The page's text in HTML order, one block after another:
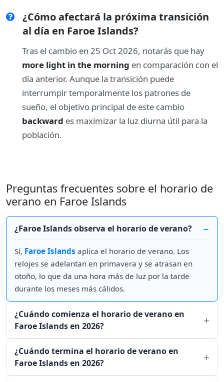
¿Cómo afectará la próxima transición
al día en Faroe Islands?
Tras el cambio en 25 Oct 2026, notarás que hay
more light in the morning en comparación con el
día anterior. Aunque la transición puede
interrumpir temporalmente los patrones de
sueño, el objetivo principal de este cambio
backward es maximizar la luz diurna útil para la
población.
Preguntas frecuentes sobre el horario de
verano en Faroe Islands
¿Faroe Islands observa el horario de verano?
Sí, Faroe Islands aplica el horario de verano. Los
relojes se adelantan en primavera y se atrasan en
otoño, lo que da una hora más de luz por la tarde
durante los meses más cálidos.
¿Cuándo comienza el horario de verano en
Faroe Islands en 2026?
¿Cuándo termina el horario de verano en
Faroe Islands en 2026?